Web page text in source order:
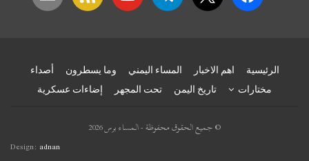
الرئيسية اهم الاخبار المساء اليمني وما يسطرون
أصداء
مختارات
تاريخ اليمن تحت المجهر إضاءات عسكرية
© جميع الحقوق محفوظة - المساء برس 2026
Design: adnan